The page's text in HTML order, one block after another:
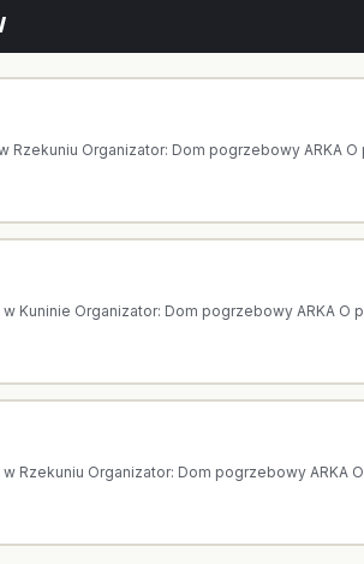
Rzekuniu Organizator: Dom pogrzebowy ARKA
Kuninie Organizator: Dom pogrzebowy ARKA
Rzekuniu Organizator: Dom pogrzebowy